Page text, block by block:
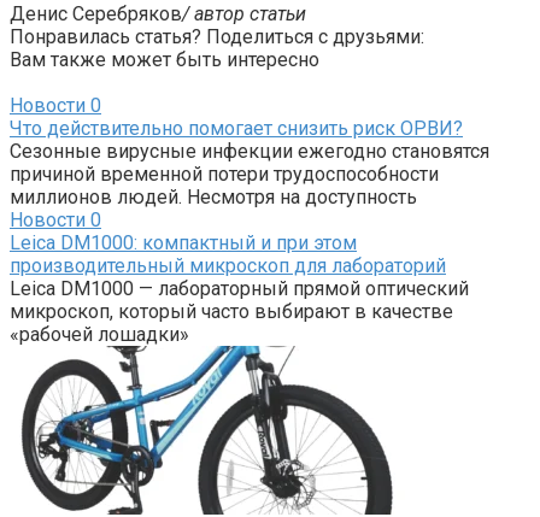
Денис Серебряков/ автор статьи
Понравилась статья? Поделиться с друзьями:
Вам также может быть интересно
Новости 0
Что действительно помогает снизить риск ОРВИ?
Сезонные вирусные инфекции ежегодно становятся
причиной временной потери трудоспособности
миллионов людей. Несмотря на доступность
Новости 0
Leica DM1000: компактный и при этом
производительный микроскоп для лабораторий
Leica DM1000 — лабораторный прямой оптический
микроскоп, который часто выбирают в качестве
«рабочей лошадки»